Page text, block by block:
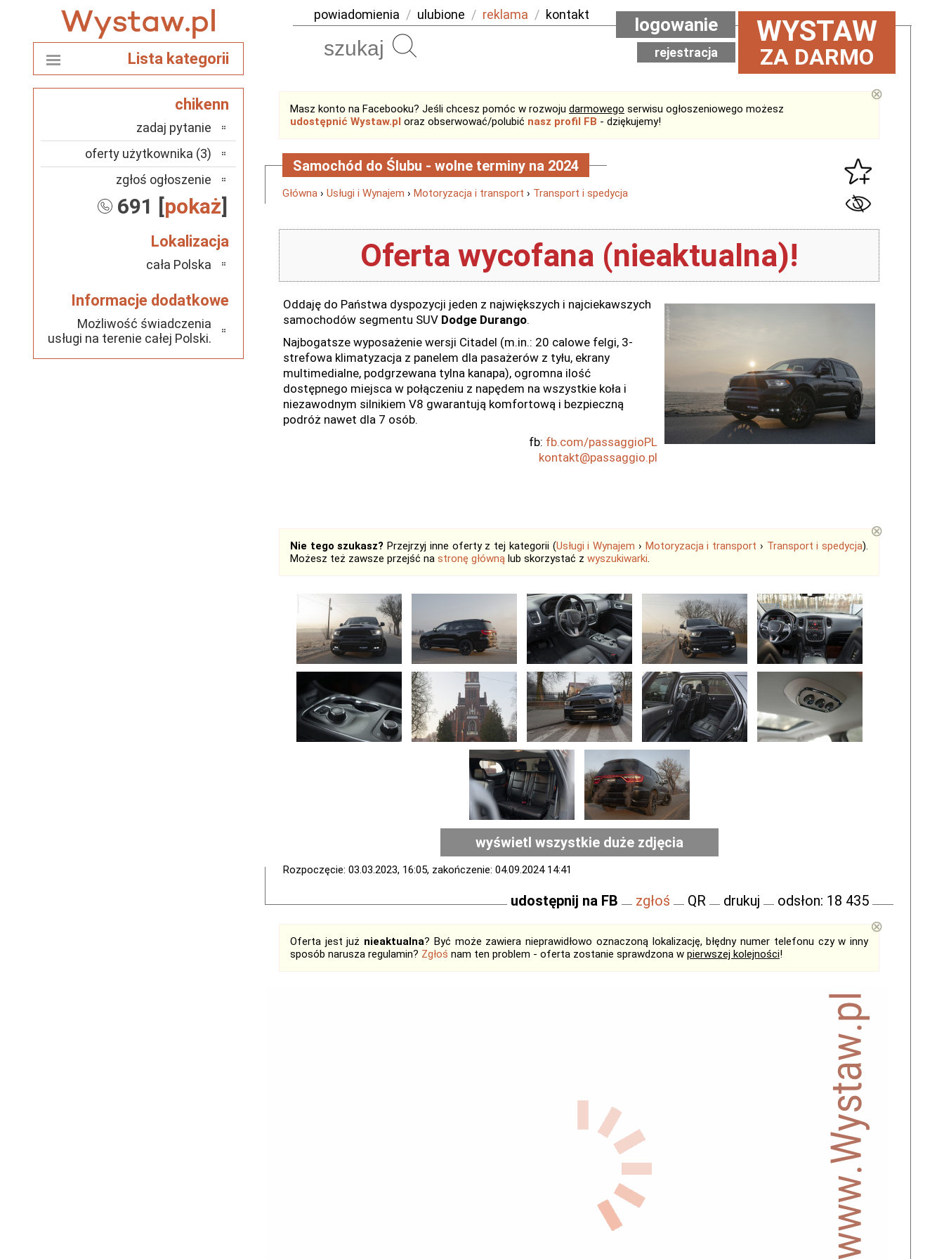
powiadomienia / ulubione / reklama / kontakt WYSTAW
ZA DARMO
logowanie
rejestracja
Masz konto na Facebooku? Jeśli chcesz pomóc w rozwoju darmowego serwisu ogłoszeniowego możesz
udostępnić Wystaw.pl oraz obserwować/polubić nasz profil FB - dziękujemy!
⊗
Samochód do Ślubu - wolne terminy na 2024
Główna › Usługi i Wynajem › Motoryzacja i transport › Transport i spedycja
Oferta wycofana (nieaktualna)!
Oddaję do Państwa dyspozycji jeden z największych i najciekawszych
samochodów segmentu SUV Dodge Durango.
Najbogatsze wyposażenie wersji Citadel (m.in.: 20 calowe felgi, 3-
strefowa klimatyzacja z panelem dla pasażerów z tyłu, ekrany
multimedialne, podgrzewana tylna kanapa), ogromna ilość
dostępnego miejsca w połączeniu z napędem na wszystkie koła i
niezawodnym silnikiem V8 gwarantują komfortową i bezpieczną
podróż nawet dla 7 osób.
fb: fb.com/passaggioPL
kontakt@passaggio.pl
Nie tego szukasz? Przejrzyj inne oferty z tej kategorii (Usługi i Wynajem › Motoryzacja i transport › Transport i spedycja).
Możesz też zawsze przejść na stronę główną lub skorzystać z wyszukiwarki.
⊗
wyświetl wszystkie duże zdjęcia
Rozpoczęcie: 03.03.2023, 16:05, zakończenie: 04.09.2024 14:41
udostępnij na FB zgłoś QR drukuj odsłon: 18 435
Oferta jest już nieaktualna? Być może zawiera nieprawidłowo oznaczoną lokalizację, błędny numer telefonu czy w inny
sposób narusza regulamin? Zgłoś nam ten problem - oferta zostanie sprawdzona w pierwszej kolejności!
⊗
Lista kategorii
chikenn
zadaj pytanie
oferty użytkownika (3)
zgłoś ogłoszenie
691 [pokaż]
Lokalizacja
cała Polska
Informacje dodatkowe
Możliwość świadczenia
usługi na terenie całej Polski.